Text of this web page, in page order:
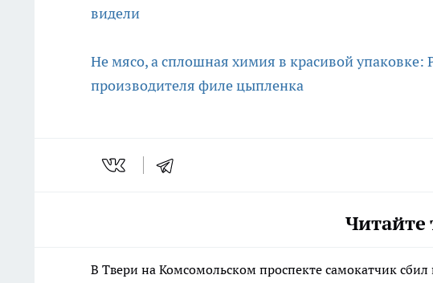
видели
Не мясо, а сплошная химия в красивой упаковке:
производителя филе цыпленка
Читайте
В Твери на Комсомольском проспекте самокатчик